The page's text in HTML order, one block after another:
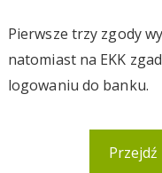
Pierwsze trzy zgody
natomiast na EKK
logowaniu do banku.